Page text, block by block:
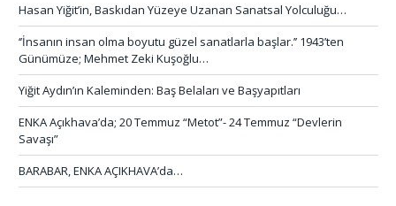
Hasan Yiğit’in, Baskıdan Yüzeye Uzanan Sanatsal Yolculuğu…
‘’İnsanın insan olma boyutu güzel sanatlarla başlar.’’ 1943’ten
Günümüze; Mehmet Zeki Kuşoğlu…
Yiğit Aydın’ın Kaleminden: Baş Belaları ve Başyapıtları
ENKA Açıkhava’da; 20 Temmuz “Metot”- 24 Temmuz “Devlerin
Savaşı”
BARABAR, ENKA AÇIKHAVA’da…